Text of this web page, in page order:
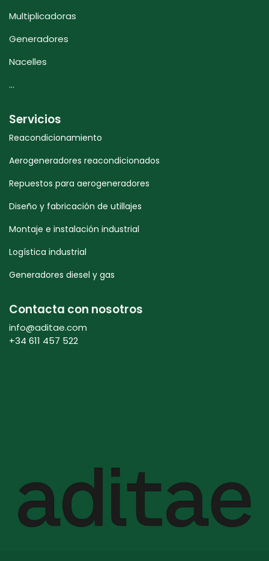
Multiplicadoras
Generadores
Nacelles
...
Servicios
Reacondicionamiento
Aerogeneradores reacondicionados
Repuestos para aerogeneradores
Diseño y fabricación de utillajes
Montaje e instalación industrial
Logística industrial
Generadores diesel y gas
Contacta con nosotros
info@aditae.com
+34 611 457 522